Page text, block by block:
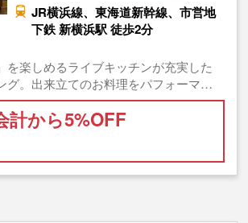
JR横浜線、東海道新幹線、市営地
下鉄 新横浜駅 徒歩2分
を楽しめるライブキッチンが充実した
グ。出来立てのお料理をパフォーマ…
計から5%OFF